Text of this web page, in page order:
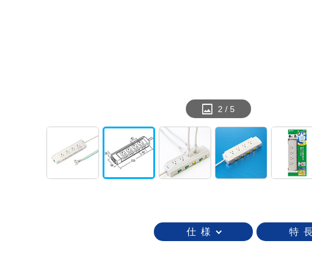
2 / 5
仕 様 特